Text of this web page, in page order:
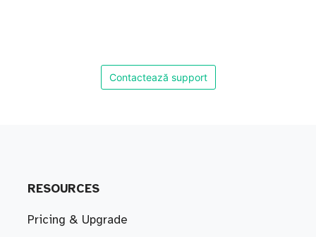
Contactează support
RESOURCES
Pricing & Upgrade